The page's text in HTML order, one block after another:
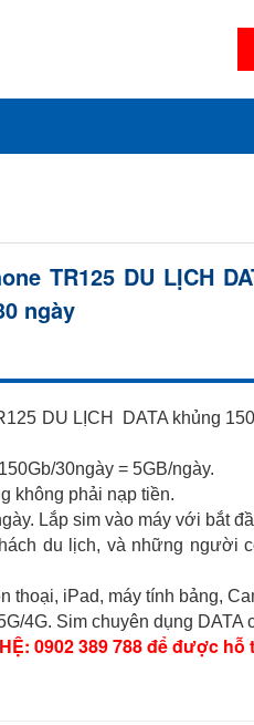
TR125 DU LỊCH
ngày
DU LỊCH DATA khủng
30ngày = 5GB/ngày.
không phải nạp tiền.
Lắp sim vào máy với bắt
du lịch, và những người
thoại, iPad, máy tính bảng,
4G. Sim chuyên dụng DATA
0902 389 788 để được hỗ